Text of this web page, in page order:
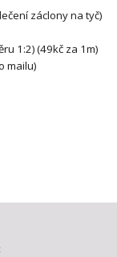
záclony na tyč)
1:2) (49kč za 1m)
mailu)